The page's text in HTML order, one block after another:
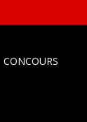
CONCOURS